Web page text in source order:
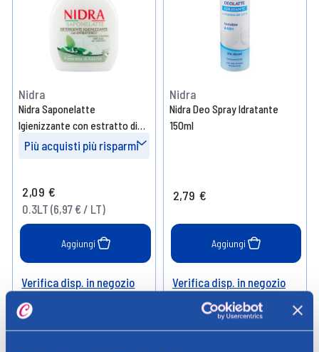
Nidra
Nidra Saponelatte
Igienizzante con estratto di
Salvia 300 ml
Più acquisti più risparmi
2,09 €
0.3LT (6,97 € / LT)
Aggiungi
Help
Verifica disp. in negozio
Nidra
Nidra Deo Spray Idratante
150ml
2,79 €
Aggiungi
Help
Verifica disp. in negozio